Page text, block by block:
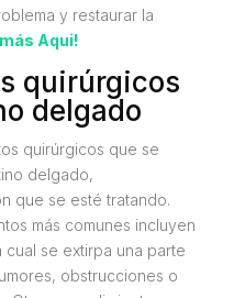
y restaurar la
Aqui!
quirúrgicos
delgado
quirúrgicos que se
delgado,
que se esté tratando.
más comunes incluyen
se extirpa una parte
obstrucciones o